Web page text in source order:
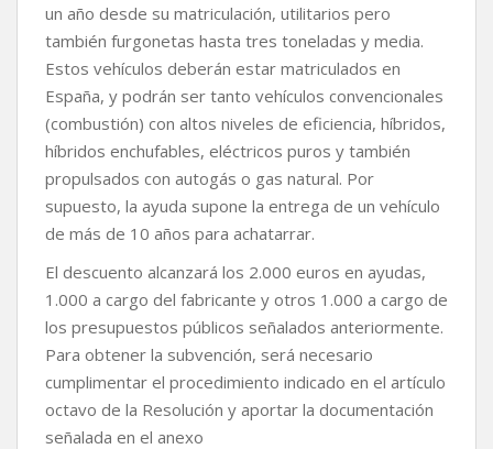
un año desde su matriculación, utilitarios pero
también furgonetas hasta tres toneladas y media.
Estos vehículos deberán estar matriculados en
España, y podrán ser tanto vehículos convencionales
(combustión) con altos niveles de eficiencia, híbridos,
híbridos enchufables, eléctricos puros y también
propulsados con autogás o gas natural. Por
supuesto, la ayuda supone la entrega de un vehículo
de más de 10 años para achatarrar.
El descuento alcanzará los 2.000 euros en ayudas,
1.000 a cargo del fabricante y otros 1.000 a cargo de
los presupuestos públicos señalados anteriormente.
Para obtener la subvención, será necesario
cumplimentar el procedimiento indicado en el artículo
octavo de la Resolución y aportar la documentación
señalada en el anexo